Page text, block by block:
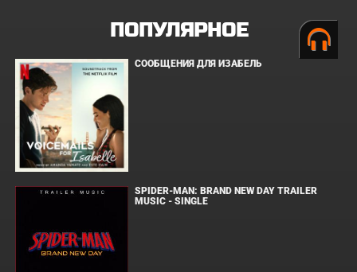
ПОПУЛЯРНОЕ
СООБЩЕНИЯ ДЛЯ ИЗАБЕЛЬ
SPIDER-MAN: BRAND NEW DAY TRAILER
MUSIC - SINGLE